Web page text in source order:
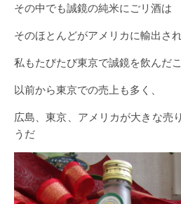
その中でも誠鏡の純米にごリ酒は
そのほとんどがアメリカに輸出さ
私もたびたび東京で誠鏡を飲んだ
以前から東京での売上も多く、
広島、東京、アメリカが大きな売
うだ